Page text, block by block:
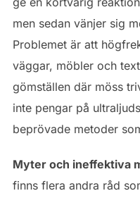
men sedan vänjer sig
Problemet är att
väggar, möbler och
gömställen där möss
inte pengar på
beprövade metoder
Myter och ineffektiva
finns flera andra råd